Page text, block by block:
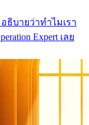
อธิบายว่าทำไมเรา
Expert เลย